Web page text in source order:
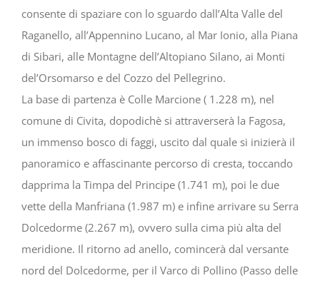
consente di spaziare con lo sguardo dall’Alta Valle del
Raganello, all’Appennino Lucano, al Mar Ionio, alla Piana
di Sibari, alle Montagne dell’Altopiano Silano, ai Monti
del’Orsomarso e del Cozzo del Pellegrino.
La base di partenza è Colle Marcione ( 1.228 m), nel
comune di Civita, dopodichè si attraverserà la Fagosa,
un immenso bosco di faggi, uscito dal quale si inizierà il
panoramico e affascinante percorso di cresta, toccando
dapprima la Timpa del Principe (1.741 m), poi le due
vette della Manfriana (1.987 m) e infine arrivare su Serra
Dolcedorme (2.267 m), ovvero sulla cima più alta del
meridione. Il ritorno ad anello, comincerà dal versante
nord del Dolcedorme, per il Varco di Pollino (Passo delle